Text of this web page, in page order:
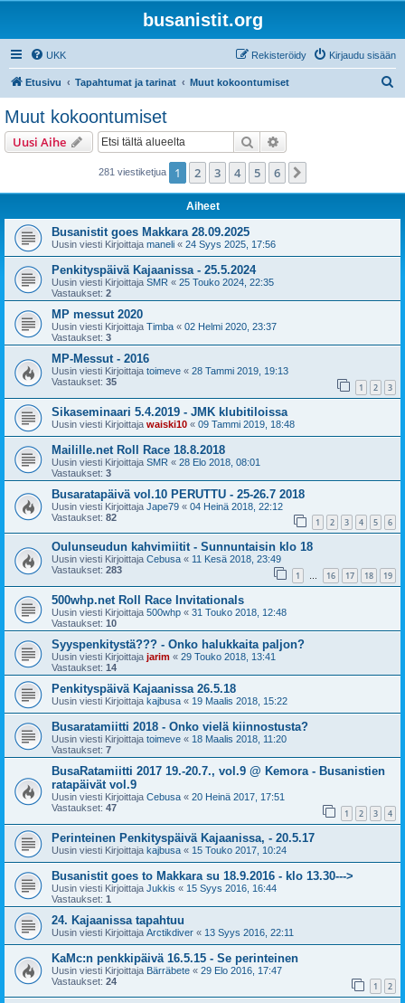
busanistit.org
UKK Kirjaudu sisään
Rekisteröidy
Etusivu Tapahtumat ja tarinat Muut kokoontumiset
Muut kokoontumiset
Uusi Aihe Etsi
281 viestiketjua 1 2 3 4 5 6
Aiheet
Busanistit goes Makkara 28.09.2025
Uusin viesti Kirjoittaja maneli « 24 Syys 2025, 17:56
Penkityspäivä Kajaanissa - 25.5.2024
Uusin viesti Kirjoittaja SMR « 25 Touko 2024, 22:35
Vastaukset: 2
MP messut 2020
Uusin viesti Kirjoittaja Timba « 02 Helmi 2020, 23:37
Vastaukset: 3
MP-Messut - 2016
Uusin viesti Kirjoittaja toimeve « 28 Tammi 2019, 19:13
Vastaukset: 35 1 2 3
Sikaseminaari 5.4.2019 - JMK klubitiloissa
Uusin viesti Kirjoittaja waiski10 « 09 Tammi 2019, 18:48
Mailille.net Roll Race 18.8.2018
Uusin viesti Kirjoittaja SMR « 28 Elo 2018, 08:01
Vastaukset: 3
Busaratapäivä vol.10 PERUTTU - 25-26.7 2018
Uusin viesti Kirjoittaja Jape79 « 04 Heinä 2018, 22:12
Vastaukset: 82 1 2 3 4 5 6
Oulunseudun kahvimiitit - Sunnuntaisin klo 18
Uusin viesti Kirjoittaja Cebusa « 11 Kesä 2018, 23:49
Vastaukset: 283 1 … 16 17 18 19
500whp.net Roll Race Invitationals
Uusin viesti Kirjoittaja 500whp « 31 Touko 2018, 12:48
Vastaukset: 10
Syyspenkitystä??? - Onko halukkaita paljon?
Uusin viesti Kirjoittaja jarim « 29 Touko 2018, 13:41
Vastaukset: 14
Penkityspäivä Kajaanissa 26.5.18
Uusin viesti Kirjoittaja kajbusa « 19 Maalis 2018, 15:22
Busaratamiitti 2018 - Onko vielä kiinnostusta?
Uusin viesti Kirjoittaja toimeve « 18 Maalis 2018, 11:20
Vastaukset: 7
BusaRatamiitti 2017 19.-20.7., vol.9 @ Kemora - Busanistien
ratapäivät vol.9
Uusin viesti Kirjoittaja Cebusa « 20 Heinä 2017, 17:51
Vastaukset: 47 1 2 3 4
Perinteinen Penkityspäivä Kajaanissa, - 20.5.17
Uusin viesti Kirjoittaja kajbusa « 15 Touko 2017, 10:24
Busanistit goes to Makkara su 18.9.2016 - klo 13.30--->
Uusin viesti Kirjoittaja Jukkis « 15 Syys 2016, 16:44
Vastaukset: 1
24. Kajaanissa tapahtuu
Uusin viesti Kirjoittaja Arctikdiver « 13 Syys 2016, 22:11
KaMc:n penkkipäivä 16.5.15 - Se perinteinen
Uusin viesti Kirjoittaja Bärräbete « 29 Elo 2016, 17:47
Vastaukset: 24 1 2